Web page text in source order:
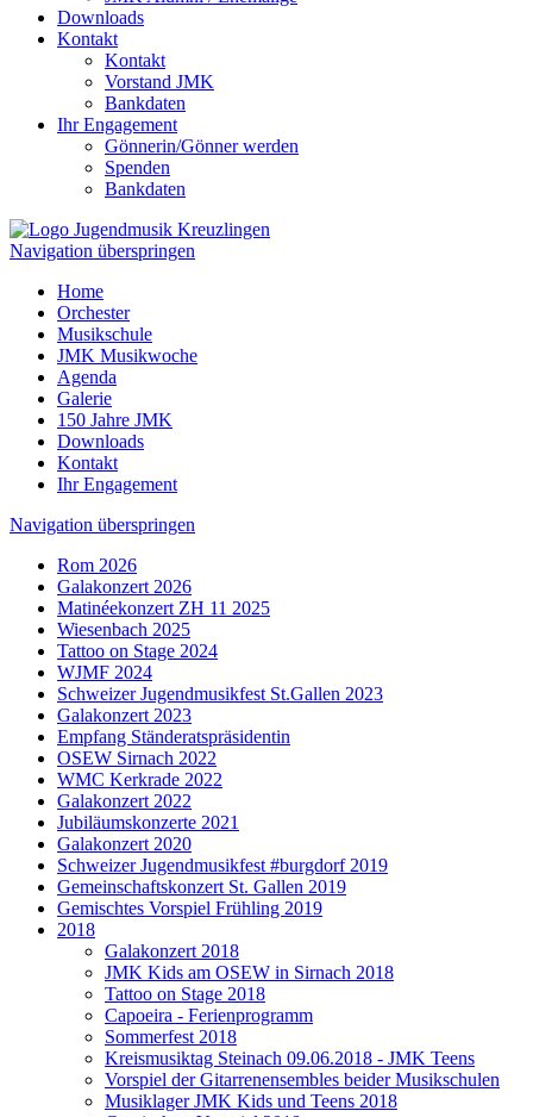
Downloads
Kontakt
Kontakt
Vorstand JMK
Bankdaten
Ihr Engagement
Gönnerin/Gönner werden
Spenden
Bankdaten
Navigation überspringen
Home
Orchester
Musikschule
JMK Musikwoche
Agenda
Galerie
150 Jahre JMK
Downloads
Kontakt
Ihr Engagement
Navigation überspringen
Rom 2026
Galakonzert 2026
Matinéekonzert ZH 11 2025
Wiesenbach 2025
Tattoo on Stage 2024
WJMF 2024
Schweizer Jugendmusikfest St.Gallen 2023
Galakonzert 2023
Empfang Ständeratspräsidentin
OSEW Sirnach 2022
WMC Kerkrade 2022
Galakonzert 2022
Jubiläumskonzerte 2021
Galakonzert 2020
Schweizer Jugendmusikfest #burgdorf 2019
Gemeinschaftskonzert St. Gallen 2019
Gemischtes Vorspiel Frühling 2019
2018
Galakonzert 2018
JMK Kids am OSEW in Sirnach 2018
Tattoo on Stage 2018
Capoeira - Ferienprogramm
Sommerfest 2018
Kreismusiktag Steinach 09.06.2018 - JMK Teens
Vorspiel der Gitarrenensembles beider Musikschulen
Musiklager JMK Kids und Teens 2018